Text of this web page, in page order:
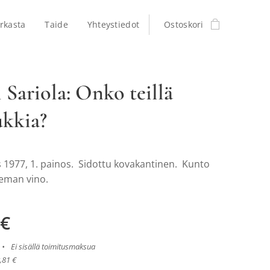
Taide Yhteystiedot Ostoskori
Onko teillä
1977, 1. painos. Sidottu kovakantinen. Kunto
vino.
€
Ei sisällä toimitusmaksua
€